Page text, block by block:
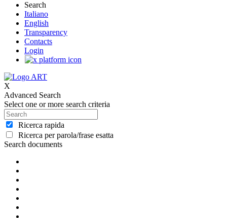
Search
Italiano
English
Transparency
Contacts
Login
X
Advanced Search
Select one or more search criteria
Ricerca rapida
Ricerca per parola/frase esatta
Search documents